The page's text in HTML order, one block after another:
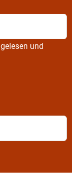
gelesen und